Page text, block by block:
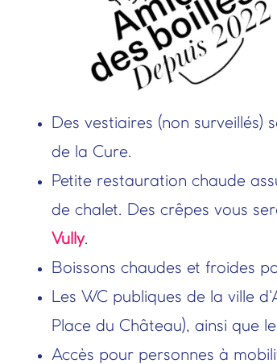
Des vestiaires (non
de la Cure.
Petite restauration chaude
de chalet. Des crêpes vous
Vully.
Boissons chaudes et froides
Les WC publiques de la ville
Place du Château), ainsi que
Accès pour personnes à